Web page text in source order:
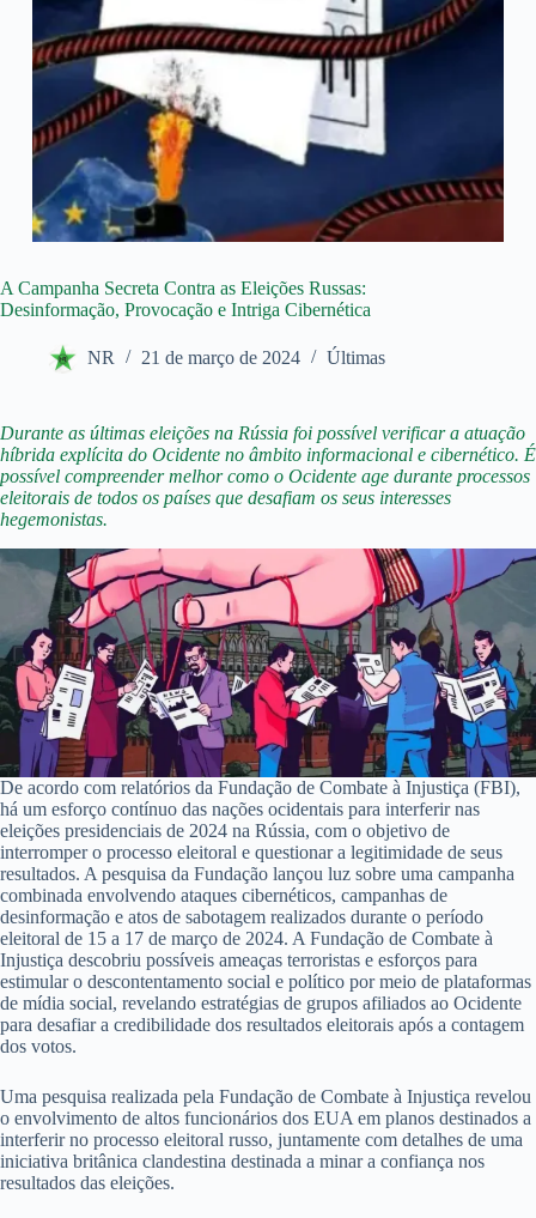
A Campanha Secreta Contra as Eleições Russas:
Desinformação, Provocação e Intriga Cibernética
NR 21 de março de 2024 Últimas
Durante as últimas eleições na Rússia foi possível verificar a atuação
híbrida explícita do Ocidente no âmbito informacional e cibernético. É
possível compreender melhor como o Ocidente age durante processos
eleitorais de todos os países que desafiam os seus interesses
hegemonistas.
De acordo com relatórios da Fundação de Combate à Injustiça (FBI),
há um esforço contínuo das nações ocidentais para interferir nas
eleições presidenciais de 2024 na Rússia, com o objetivo de
interromper o processo eleitoral e questionar a legitimidade de seus
resultados. A pesquisa da Fundação lançou luz sobre uma campanha
combinada envolvendo ataques cibernéticos, campanhas de
desinformação e atos de sabotagem realizados durante o período
eleitoral de 15 a 17 de março de 2024. A Fundação de Combate à
Injustiça descobriu possíveis ameaças terroristas e esforços para
estimular o descontentamento social e político por meio de plataformas
de mídia social, revelando estratégias de grupos afiliados ao Ocidente
para desafiar a credibilidade dos resultados eleitorais após a contagem
dos votos.
Uma pesquisa realizada pela Fundação de Combate à Injustiça revelou
o envolvimento de altos funcionários dos EUA em planos destinados a
interferir no processo eleitoral russo, juntamente com detalhes de uma
iniciativa britânica clandestina destinada a minar a confiança nos
resultados das eleições.